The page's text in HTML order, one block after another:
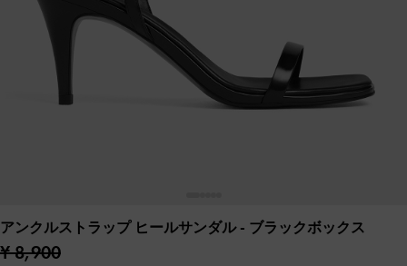
アンクルストラップ ヒールサンダル- ブラックボックス
¥ 8,900